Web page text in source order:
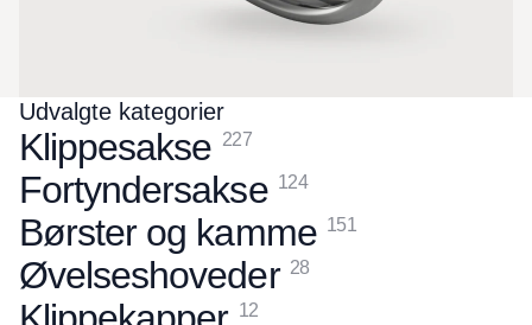
Udvalgte kategorier
Klippesakse 227
Fortyndersakse 124
Børster og kamme 151
Øvelseshoveder 28
12